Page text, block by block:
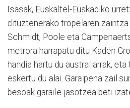
Isasak, Euskaltel-Euskadiko
dituztenerako tropelaren
Schmidt, Poole eta
metrora harrapatu ditu Kaden
handia hartu du australiarrak,
eskertu du alai. Garaipena zail
besoak garaile jasotzea beti